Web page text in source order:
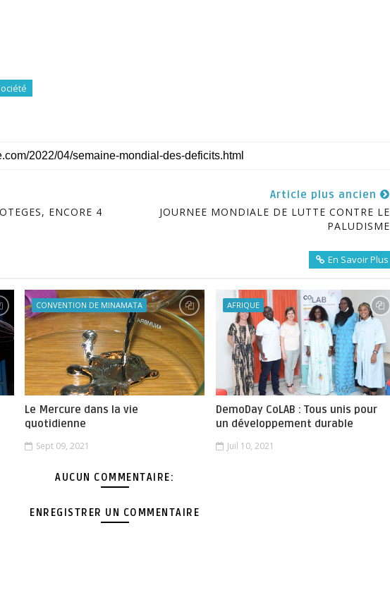
ENCORE 4
Article plus ancien
JOURNEE MONDIALE DE LUTTE CONTRE LE
PALUDISME
En Savoir Plus
CONVENTION DE MINAMATA
Le Mercure dans la vie
quotidienne
Sept 09, 2021
AFRIQUE
DemoDay CoLAB : Tous unis pour
un développement durable
Juil 10, 2021
AUCUN COMMENTAIRE:
ENREGISTRER UN COMMENTAIRE